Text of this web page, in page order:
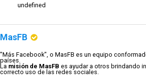
undefined
MasFB
"Más Facebook", o MasFB es un equipo
países.
La misión de MasFB es ayudar a otros brindando
correcto uso de las redes sociales.